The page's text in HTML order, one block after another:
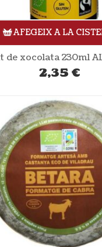
AFEGEIX A LA
2,35 €